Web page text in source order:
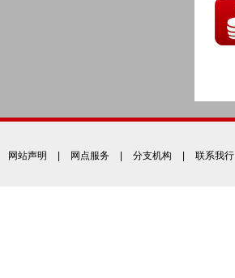
网站声明 网点服务 分支机构 联系我行